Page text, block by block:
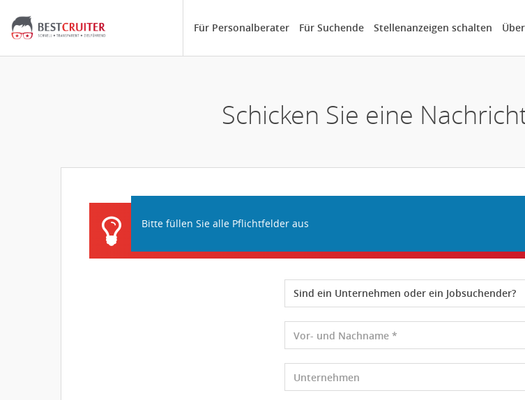
Für Personalberater Für Suchende Stellenanzeigen schalten
Schicken Sie eine
Bitte füllen Sie alle Pflichtfelder aus